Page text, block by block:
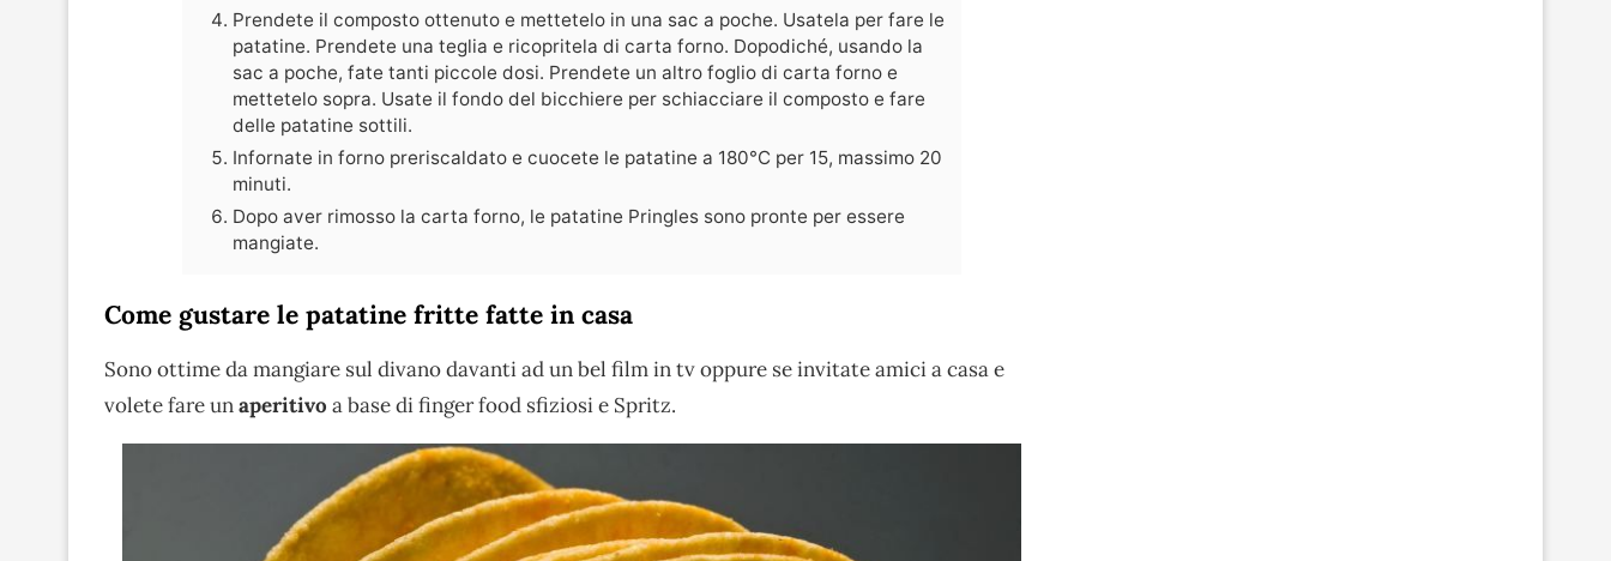
Prendete il composto ottenuto e mettetelo in una sac a poche. Usatela per fare le
patatine. Prendete una teglia e ricopritela di carta forno. Dopodiché, usando la
sac a poche, fate tanti piccole dosi. Prendete un altro foglio di carta forno e
mettetelo sopra. Usate il fondo del bicchiere per schiacciare il composto e fare
delle patatine sottili.
Infornate in forno preriscaldato e cuocete le patatine a 180°C per 15, massimo 20
minuti.
Dopo aver rimosso la carta forno, le patatine Pringles sono pronte per essere
mangiate.
Come gustare le patatine fritte fatte in casa
Sono ottime da mangiare sul divano davanti ad un bel film in tv oppure se invitate amici a casa e
volete fare unaperitivo a base di finger food sfiziosi e Spritz.